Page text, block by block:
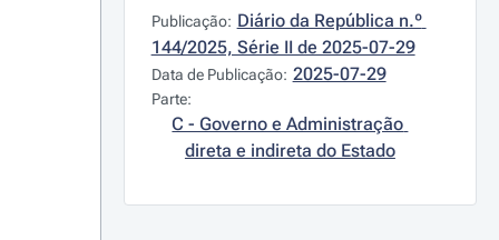
Publicação: Diário da República n.º
144/2025, Série II de 2025-07-29
Data de Publicação: 2025-07-29
Parte:
C - Governo e Administração
direta e indireta do Estado